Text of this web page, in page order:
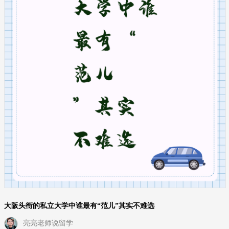
大阪头衔的私立大学中谁最有“范儿”其实不难选
亮亮老师说留学